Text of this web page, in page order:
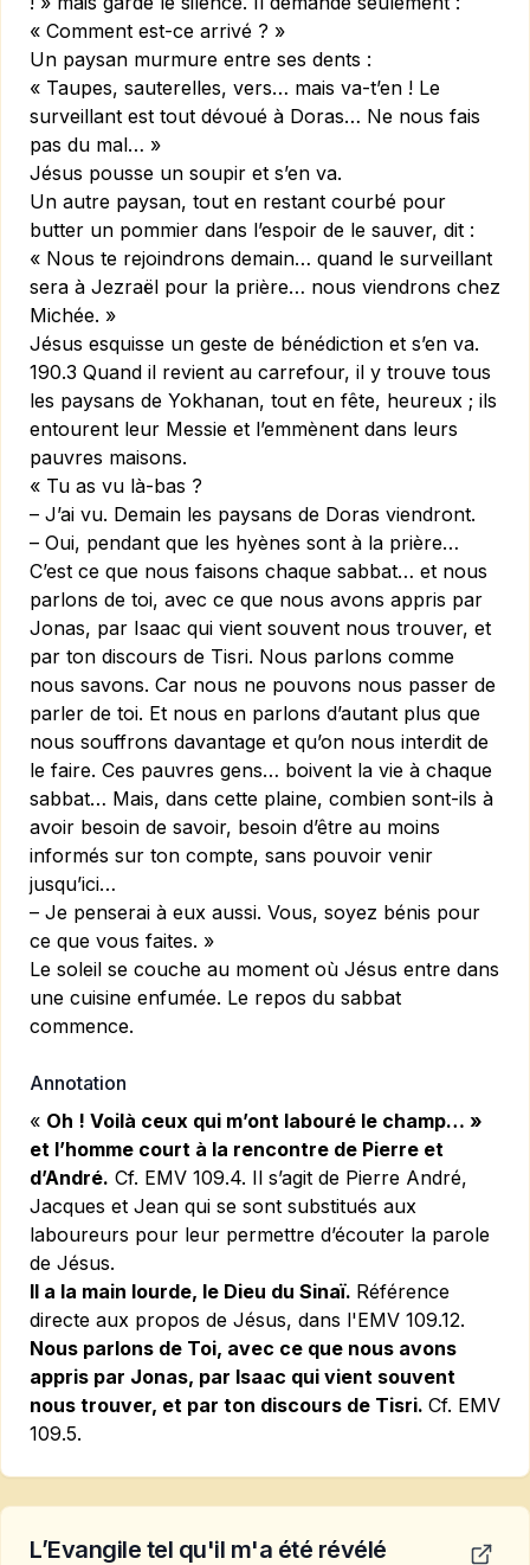
« Comment est-ce arrivé ? »
Un paysan murmure entre ses dents :
« Taupes, sauterelles, vers… mais va-t’en ! Le
surveillant est tout dévoué à Doras… Ne nous fais
pas du mal… »
Jésus pousse un soupir et s’en va.
Un autre paysan, tout en restant courbé pour
butter un pommier dans l’espoir de le sauver, dit :
« Nous te rejoindrons demain… quand le surveillant
sera à Jezraël pour la prière… nous viendrons chez
Michée. »
Jésus esquisse un geste de bénédiction et s’en va.
190.3 Quand il revient au carrefour, il y trouve tous
les paysans de Yokhanan, tout en fête, heureux ; ils
entourent leur Messie et l’emmènent dans leurs
pauvres maisons.
« Tu as vu là-bas ?
– J’ai vu. Demain les paysans de Doras viendront.
– Oui, pendant que les hyènes sont à la prière…
C’est ce que nous faisons chaque sabbat… et nous
parlons de toi, avec ce que nous avons appris par
Jonas, par Isaac qui vient souvent nous trouver, et
par ton discours de Tisri. Nous parlons comme
nous savons. Car nous ne pouvons nous passer de
parler de toi. Et nous en parlons d’autant plus que
nous souffrons davantage et qu’on nous interdit de
le faire. Ces pauvres gens… boivent la vie à chaque
sabbat… Mais, dans cette plaine, combien sont-ils à
avoir besoin de savoir, besoin d’être au moins
informés sur ton compte, sans pouvoir venir
jusqu’ici…
– Je penserai à eux aussi. Vous, soyez bénis pour
ce que vous faites. »
Le soleil se couche au moment où Jésus entre dans
une cuisine enfumée. Le repos du sabbat
commence.
Annotation
« Oh ! Voilà ceux qui m’ont labouré le champ… »
et l’homme court à la rencontre de Pierre et
d’André. Cf. EMV 109.4. Il s’agit de Pierre André,
Jacques et Jean qui se sont substitués aux
laboureurs pour leur permettre d’écouter la parole
de Jésus.
Il a la main lourde, le Dieu du Sinaï. Référence
directe aux propos de Jésus, dans l'EMV 109.12.
Nous parlons de Toi, avec ce que nous avons
appris par Jonas, par Isaac qui vient souvent
nous trouver, et par ton discours de Tisri. Cf. EMV
109.5.
L’Evangile tel qu'il m'a été révélé